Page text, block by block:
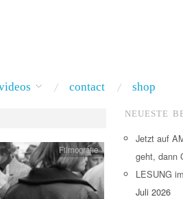
contact shop
Filmografie
NEUESTE
Jetzt auf
geht, dann
LESUNG
Juli 2026